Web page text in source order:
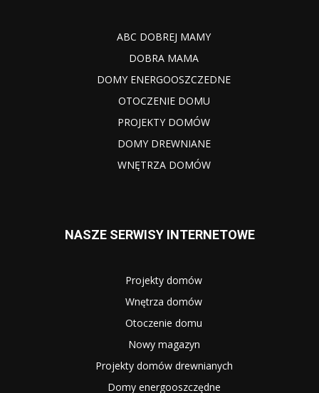
ABC DOBREJ MAMY
DOBRA MAMA
DOMY ENERGOOSZCZEDNE
OTOCZENIE DOMU
PROJEKTY DOMÓW
DOMY DREWNIANE
WNĘTRZA DOMÓW
NASZE SERWISY INTERNETOWE
Projekty domów
Wnętrza domów
Otoczenie domu
Nowy magazyn
Projekty domów drewnianych
Domy energooszczędne